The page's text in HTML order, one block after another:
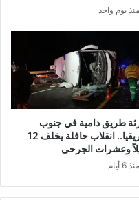
منذ يوم واحد
طريق دامية في جنوب
إفريقيا.. انقلاب حافلة يخلف 12
وعشرات الجرحى
منذ 6 أيام